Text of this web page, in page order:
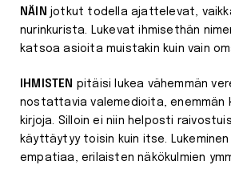
NÄIN jotkut todella ajattelevat,
nurinkurista. Lukevat ihmisethän
katsoa asioita muistakin kuin vain
IHMISTEN pitäisi lukea vähemmän
nostattavia valemedioita, enemmän
kirjoja. Silloin ei niin helposti
käyttäytyy toisin kuin itse.
empatiaa, erilaisten näkökulmien